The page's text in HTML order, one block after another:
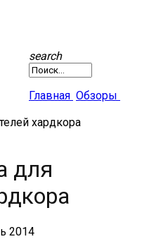
search
Главная Обзоры
хардкора
для
2014